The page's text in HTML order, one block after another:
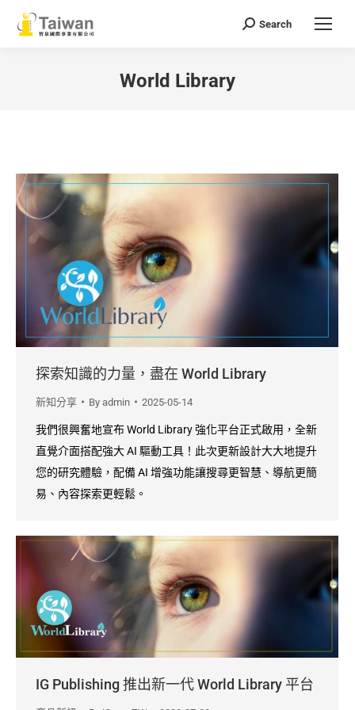
Search:
Search
World Library
探索知識的力量，盡在 World Library
新知分享 By admin 2025-05-14
我們很興奮地宣布 World Library 強化平台正式啟用，全新
直覺介面搭配強大 AI 驅動工具！此次更新設計大大地提升
您的研究體驗，配備 AI 增強功能讓搜尋更智慧、導航更簡
易、內容探索更輕鬆。
IG Publishing 推出新一代 World Library 平台